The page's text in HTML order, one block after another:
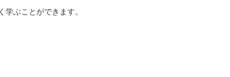
ぶことができます。